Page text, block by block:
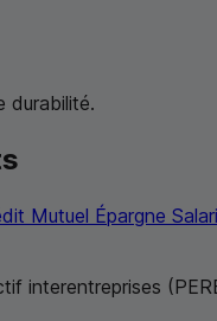
durabilité.
Mutuel Épargne
interentreprises